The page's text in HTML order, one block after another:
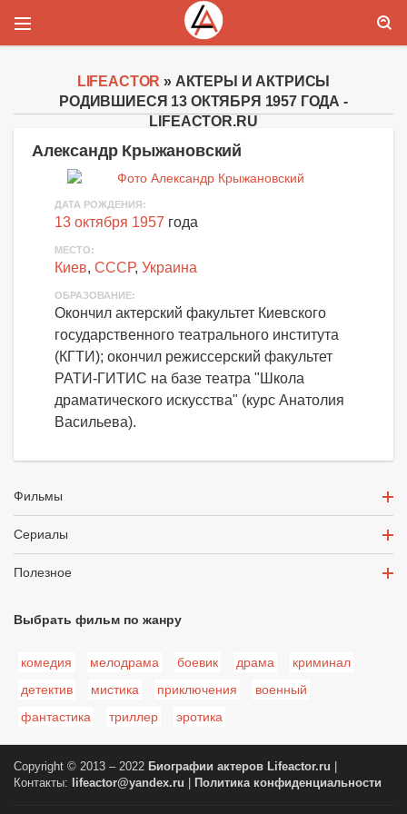
LIFEACTOR » АКТЕРЫ И АКТРИСЫ
РОДИВШИЕСЯ 13 ОКТЯБРЯ 1957 ГОДА -
LIFEACTOR.RU
Александр Крыжановский
ДАТА РОЖДЕНИЯ:
13 октября 1957 года
МЕСТО:
Киев, СССР, Украина
ОБРАЗОВАНИЕ:
Окончил актерский факультет Киевского
государственного театрального института
(КГТИ); окончил режиссерский факультет
РАТИ-ГИТИС на базе театра "Школа
драматического искусства" (курс Анатолия
Васильева).
Фильмы
Сериалы
Полезное
Выбрать фильм по жанру
комедия мелодрама боевик драма
криминал
детектив
мистика приключения
военный
фантастика
триллер эротика
Copyright © 2013 – 2022 Биографии актеров Lifeactor.ru
Контакты:
lifeactor@yandex.ru Политика конфиденциальности